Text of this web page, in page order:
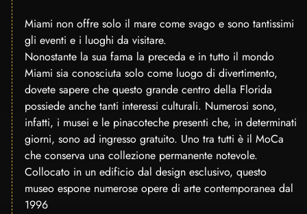
Miami non offre solo il mare come svago e sono tantissimi
gli eventi e i luoghi da visitare.
Nonostante la sua fama la preceda e in tutto il mondo
Miami sia conosciuta solo come luogo di divertimento,
dovete sapere che questo grande centro della Florida
possiede anche tanti interessi culturali. Numerosi sono,
infatti, i musei e le pinacoteche presenti che, in determinati
giorni, sono ad ingresso gratuito. Uno tra tutti è il MoCa
che conserva una collezione permanente notevole.
Collocato in un edificio dal design esclusivo, questo
museo espone numerose opere di arte contemporanea dal
1996